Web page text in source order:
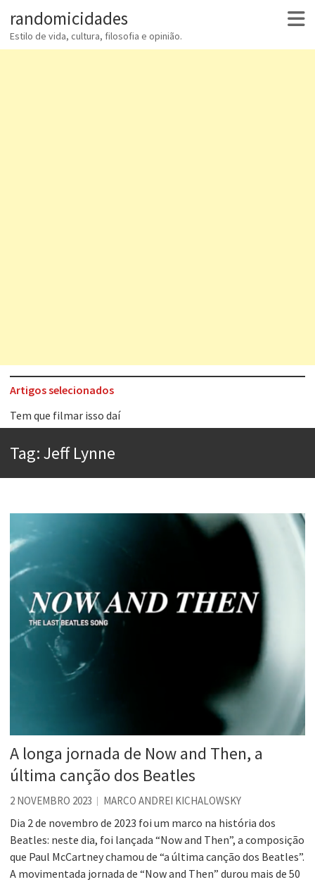
randomicidades
Estilo de vida, cultura, filosofia e opinião.
Artigos selecionados
Tem que filmar isso daí
Aprender a fracassar é o segredo do sucesso
Esse tal de Rock Gaúcho
Os causos de Jorge Luis Borges
Voto obrigatório é correto?
Se queres salvar o mundo, o veganismo não é a resposta
Tag:Jeff Lynne
A longa jornada de Now and Then, a
última canção dos Beatles
2 NOVEMBRO 2023 MARCO ANDREI KICHALOWSKY
Dia 2 de novembro de 2023 foi um marco na história dos
Beatles: neste dia, foi lançada “Now and Then”, a composição
que Paul McCartney chamou de “a última canção dos Beatles”.
A movimentada jornada de “Now and Then” durou mais de 50